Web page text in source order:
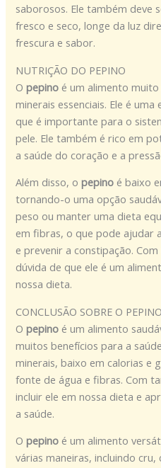
saborosos. Ele também deve
fresco e seco, longe da luz
frescura e sabor.
NUTRIÇÃO DO PEPINO
Opepino é um alimento
minerais essenciais. Ele é
que é importante para o
pele. Ele também é rico em
a saúde do coração e a
Além disso, opepino é baixo
tornando-o uma opção
peso ou manter uma dieta
em fibras, o que pode ajudar
e prevenir a constipação.
dúvida de que ele é um
nossa dieta.
CONCLUSÃO SOBRE O PEPINO
Opepino é um alimento
muitos benefícios para a
minerais, baixo em calorias e
fonte de água e fibras. Com
incluir ele em nossa dieta e
a saúde.
Opepino é um alimento
várias maneiras, incluindo cru,